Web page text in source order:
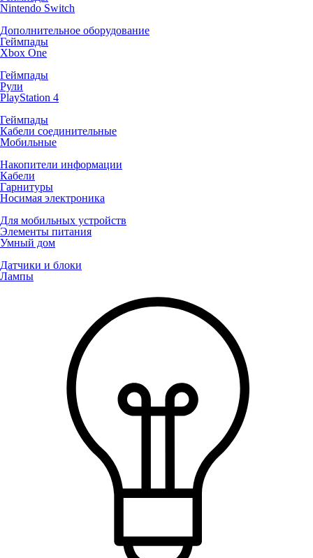
Nintendo Switch
Дополнительное оборудование
Геймпады
Xbox One
Геймпады
Рули
PlayStation 4
Геймпады
Кабели соединительные
Мобильные
Накопители информации
Кабели
Гарнитуры
Носимая электроника
Для мобильных устройств
Элементы питания
Умный дом
Датчики и блоки
Лампы